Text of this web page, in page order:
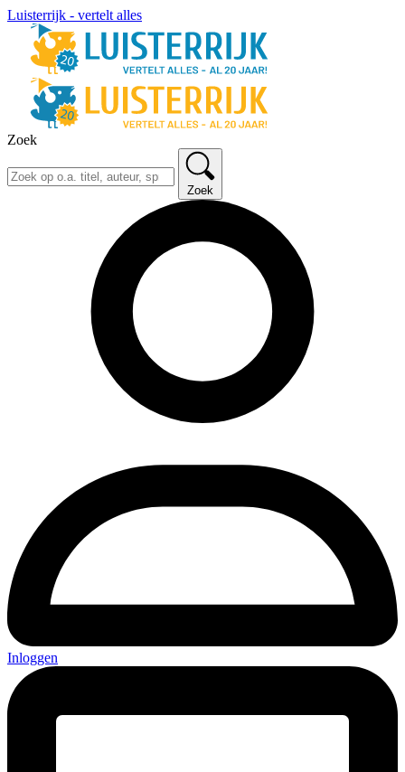
Luisterrijk - vertelt alles
Zoek
Zoek
Inloggen